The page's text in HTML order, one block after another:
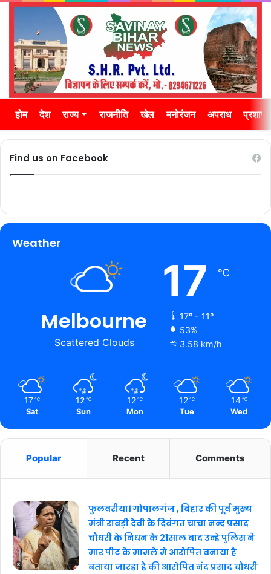
होम देश राज्य राजनीति खेल मनोरंजन अपराध
Find us on Facebook
Weather
Melbourne
Scattered Clouds
17 ℃
17º - 11º
53%
3.58 km/h
17 ℃
Sat
12 ℃
Sun
12 ℃
Mon
12 ℃
Tue
14 ℃
Wed
Popular Recent Comments
फुलवरीया। गोपालगंज , बिहार की पूर्व मुख्य
मंत्री राबड़ी देवी के दिवंगत चाचा नन्द प्रसाद
चौधरी के निधन के 21साल बाद उन्हे पुलिस ने
मार पीट के मामले मे आरोपित बनाया है
बताया जारहा है की आरोपित नंद प्रसाद चौधरी